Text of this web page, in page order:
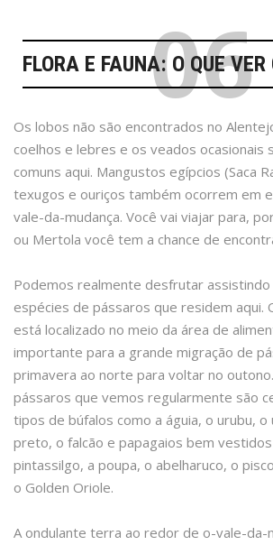
FLORA E FAUNA: O QUE
06
Os lobos não são encontrados no
coelhos e lebres e os veados ocasionais
comuns aqui. Mangustos egípcios (Saca
texugos e ouriços também ocorrem em
vale-da-mudança. Você vai viajar para,
ou Mertola você tem a chance de
Podemos realmente desfrutar assistindo
espécies de pássaros que residem aqui.
está localizado no meio da área de
importante para a grande migração de
primavera ao norte para voltar no
pássaros que vemos regularmente são
tipos de búfalos como a águia, o urubu, o
preto, o falcão e papagaios bem
pintassilgo, a poupa, o abelharuco, o
o Golden Oriole.
A ondulante terra ao redor de o-vale-da-